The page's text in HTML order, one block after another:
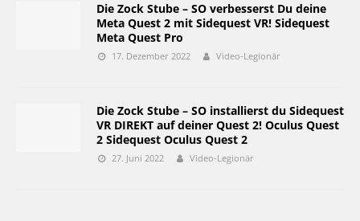
Die Zock Stube – SO verbesserst Du deine
Meta Quest 2 mit Sidequest VR! Sidequest
Meta Quest Pro
17. Dezember 2022 Video-Legionär
Die Zock Stube – SO installierst du Sidequest
VR DIREKT auf deiner Quest 2! Oculus Quest
2 Sidequest Oculus Quest 2
27. Juni 2022 Video-Legionär